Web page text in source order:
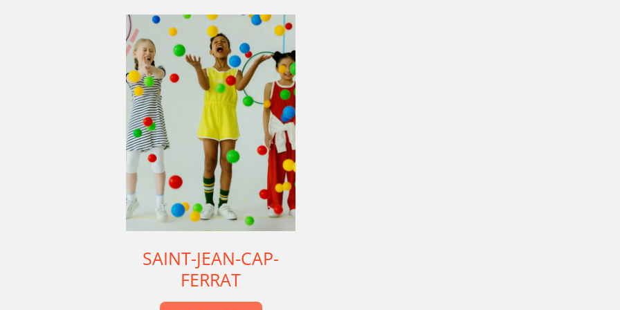
SAINT-JEAN-CAP-
FERRAT